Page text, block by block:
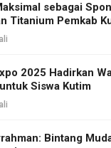
sebagai
Titanium Pemkab
2025 Hadirkan
Siswa Kutim
Bintang